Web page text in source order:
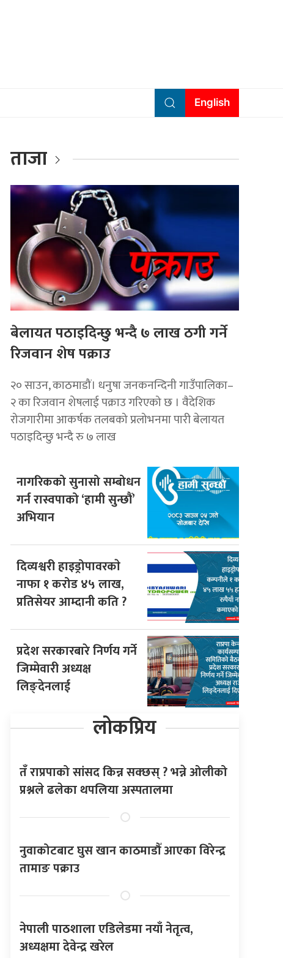
English
ताजा
बेलायत पठाइदिन्छु भन्दै ७ लाख ठगी गर्ने
रिजवान शेष पक्राउ
२० साउन, काठमाडौं। धनुषा जनकनन्दिनी गाउँपालिका–
२ का रिजवान शेषलाई पक्राउ गरिएको छ । वैदेशिक
रोजगारीमा आकर्षक तलबको प्रलोभनमा पारी बेलायत
पठाइदिन्छु भन्दै रु ७ लाख
नागरिकको सुनासो सम्बोधन
गर्न रास्वपाको ‘हामी सुन्छौं’
अभियान
दिव्यश्वरी हाइड्रोपावरकाे
नाफा १ करोड ४५ लाख,
प्रतिसेयर आम्दानी कति ?
प्रदेश सरकारबारे निर्णय गर्ने
जिम्मेवारी अध्यक्ष
लिङ्देनलाई
लोकप्रिय
तँ राप्रपाको सांसद किन्न सक्छस् ? भन्ने ओलीको
प्रश्नले ढलेका थपलिया अस्पतालमा
नुवाकोटबाट घुस खान काठमाडौँ आएका विरेन्द्र
तामाङ पक्राउ
नेपाली पाठशाला एडिलेडमा नयाँ नेतृत्व,
अध्यक्षमा देवेन्द्र खरेल